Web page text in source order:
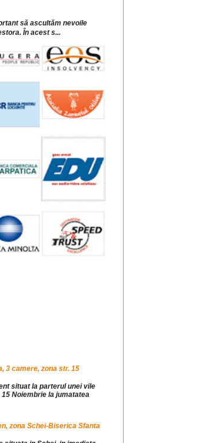
să ascultăm nevoile
În acest s...
3 camere, zona str. 15
situat la parterul unei vile
Noiembrie la jumatatea
zona Schei-Biserica Sfanta